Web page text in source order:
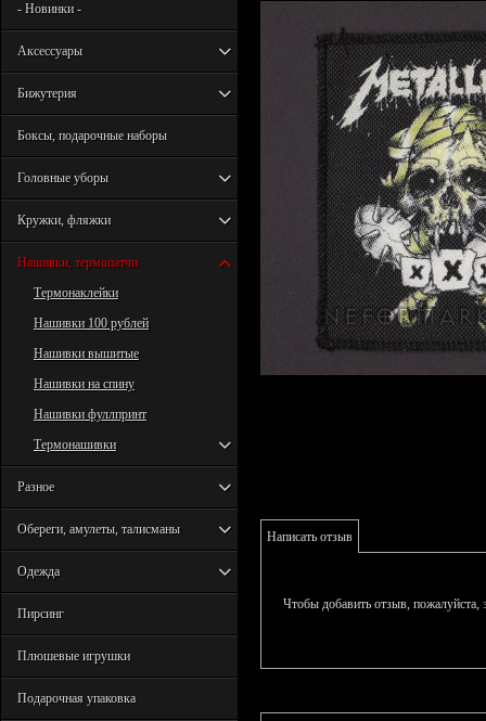
- Новинки -
Аксессуары
Бижутерия
Боксы, подарочные наборы
Головные уборы
Кружки, фляжки
Нашивки, термопатчи
Термонаклейки
Нашивки 100 рублей
Нашивки вышитые
Нашивки на спину
Нашивки фуллпринт
Термонашивки
Разное
Обереги, амулеты, талисманы
Одежда
Пирсинг
Плюшевые игрушки
Подарочная упаковка
Написать отзыв
Чтобы добавить отзыв, пожалуйста,